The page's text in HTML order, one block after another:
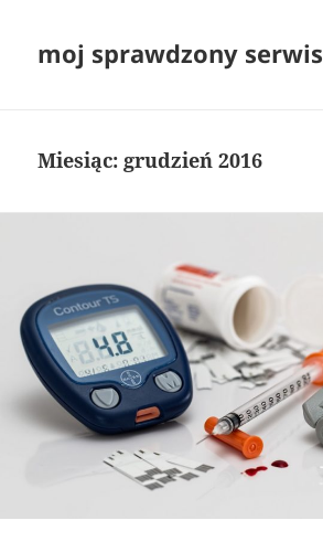
moj sprawdzony serwis
Miesiąc: grudzień 2016